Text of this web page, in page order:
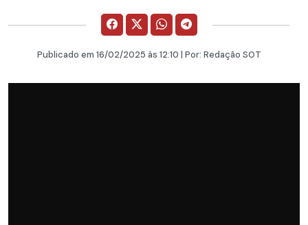
Publicado em 16/02/2025 às 12:10 | Por: Redação SOT